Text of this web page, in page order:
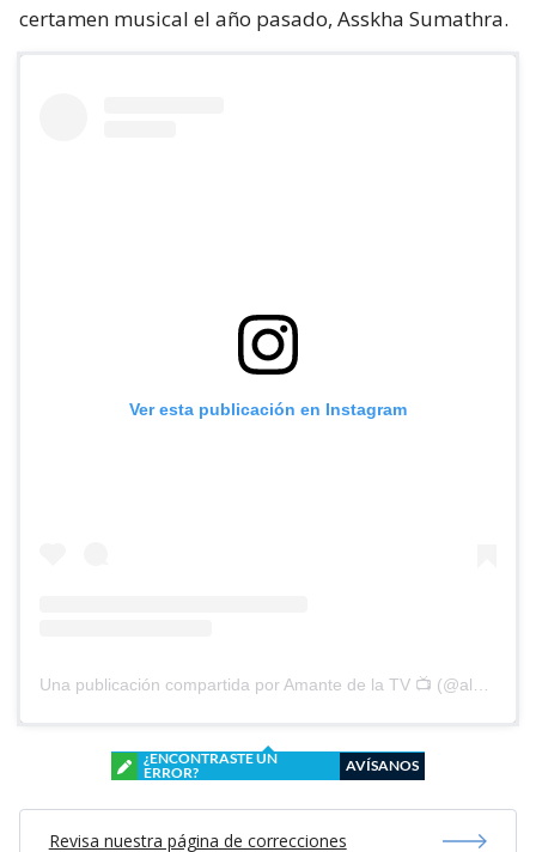
certamen musical el año pasado, Asskha Sumathra.
Ver esta publicación en Instagram
¿ENCONTRASTE UN
ERROR?
AVÍSANOS
Revisa nuestra página de correcciones